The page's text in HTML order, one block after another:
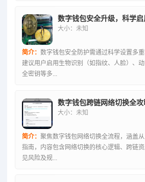
大小：未知
简介： 数字钱包安全防护需通过科学设置多重
建议用户启用生物识别（如指纹、人脸）、
全密钥等多...
大小：未知
简介： 聚焦数字钱包网络切换全流程，涵盖
指南，内容包含网络切换的核心逻辑、跨链
见风险及规...